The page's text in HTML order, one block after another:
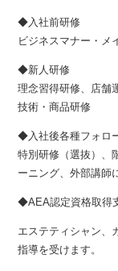
◆入社前研修
ビジネスマナー・メ
◆新人研修
理念習得研修、店舗
技術・商品研修
◆入社後各種フォロ
特別研修（選抜）、
ーニング、外部講師
◆AEA認定資格取得
エステティシャン、
指導を受けます。